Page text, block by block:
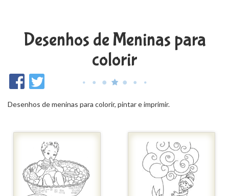
Desenhos de Meninas para
colorir
Desenhos de meninas para colorir, pintar e imprimir.